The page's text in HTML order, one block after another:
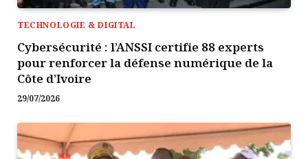
TECHNOLOGIE & DIGITAL
Cybersécurité : l’ANSSI certifie 88 experts
pour renforcer la défense numérique de la
Côte d’Ivoire
29/07/2026